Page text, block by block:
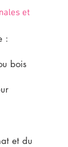
et
:
bois
et du